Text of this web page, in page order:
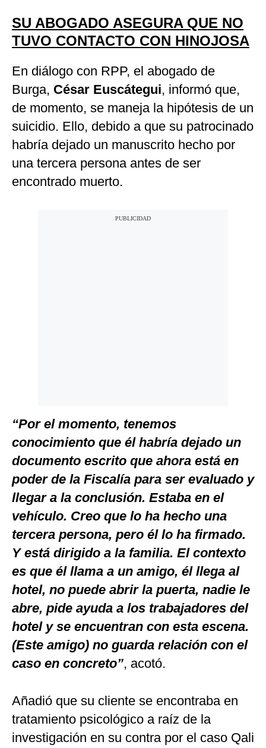
SU ABOGADO ASEGURA QUE NO
TUVO CONTACTO CON HINOJOSA
En diálogo con RPP, el abogado de
Burga, César Euscátegui, informó que,
de momento, se maneja la hipótesis de un
suicidio. Ello, debido a que su patrocinado
habría dejado un manuscrito hecho por
una tercera persona antes de ser
encontrado muerto.
“Por el momento, tenemos
conocimiento que él habría dejado un
documento escrito que ahora está en
poder de la Fiscalía para ser evaluado y
llegar a la conclusión. Estaba en el
vehículo. Creo que lo ha hecho una
tercera persona, pero él lo ha firmado.
Y está dirigido a la familia. El contexto
es que él llama a un amigo, él llega al
hotel, no puede abrir la puerta, nadie le
abre, pide ayuda a los trabajadores del
hotel y se encuentran con esta escena.
(Este amigo) no guarda relación con el
caso en concreto”, acotó.
Añadió que su cliente se encontraba en
tratamiento psicológico a raíz de la
investigación en su contra por el caso Qali